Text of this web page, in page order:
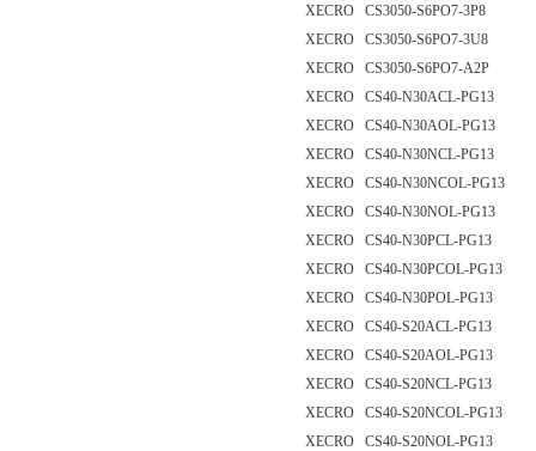
XECRO CS3050-S6PO7-3P8
XECRO CS3050-S6PO7-3U8
XECRO CS3050-S6PO7-A2P
XECRO CS40-N30ACL-PG13
XECRO CS40-N30AOL-PG13
XECRO CS40-N30NCL-PG13
XECRO CS40-N30NCOL-PG13
XECRO CS40-N30NOL-PG13
XECRO CS40-N30PCL-PG13
XECRO CS40-N30PCOL-PG13
XECRO CS40-N30POL-PG13
XECRO CS40-S20ACL-PG13
XECRO CS40-S20AOL-PG13
XECRO CS40-S20NCL-PG13
XECRO CS40-S20NCOL-PG13
XECRO CS40-S20NOL-PG13